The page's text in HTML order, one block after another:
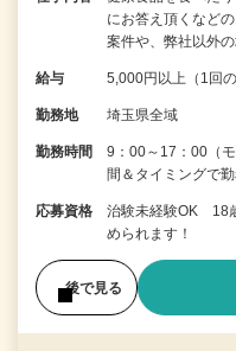
にお答え頂くなど
案件や、弊社以外
給与 5,000円以上（1回
勤務地 埼玉県全域
勤務時間
9：00～17：00（
間＆タイミングで
応募資格
治験未経験OK 18
められます！
後で見る